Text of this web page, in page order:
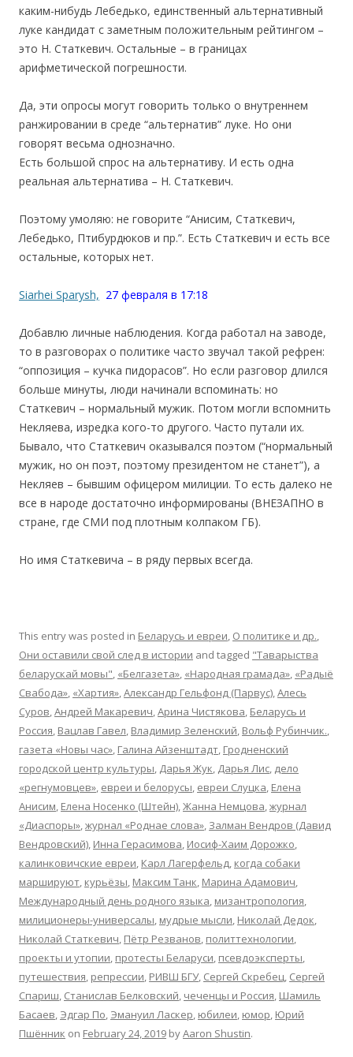
каким-нибудь Лебедько, единственный альтернативный
луке кандидат с заметным положительным рейтингом –
это Н. Статкевич. Остальные – в границах
арифметической погрешности.
Да, эти опросы могут говорить только о внутреннем
ранжировании в среде “альтернатив” луке. Но они
говорят весьма однозначно.
Есть большой спрос на альтернативу. И есть одна
реальная альтернатива – Н. Статкевич.
Поэтому умоляю: не говорите “Анисим, Статкевич,
Лебедько, Птибурдюков и пр.”. Есть Статкевич и есть все
остальные, которых нет.
Siarhei Sparysh, 27 февраля в 17:18
Добавлю личные наблюдения. Когда работал на заводе,
то в разговорах о политике часто звучал такой рефрен:
“оппозиция – кучка пидорасов”. Но если разговор длился
больше минуты, люди начинали вспоминать: но
Статкевич – нормальный мужик. Потом могли вспомнить
Некляева, изредка кого-то другого. Часто путали их.
Бывало, что Статкевич оказывался поэтом (“нормальный
мужик, но он поэт, поэтому президентом не станет”), а
Некляев – бывшим офицером милиции. То есть далеко не
все в народе достаточно информированы (ВНЕЗАПНО в
стране, где СМИ под плотным колпаком ГБ).
Но имя Статкевича – в ряду первых всегда.
This entry was posted in Беларусь и евреи, О политике и др.,
Они оставили свой след в истории and tagged "Таварыства
беларускай мовы", «Белгазета», «Народная грамада», «Радыё
Свабода», «Хартия»,Александр Гельфонд (Парвус),Алесь
Суров,Андрей Макаревич,Арина Чистякова, Беларусь и
Россия, Вацлав Гавел, Владимир Зеленский, Вольф Рубинчик.,
газета «Новы час», Галина Айзенштадт, Гродненский
городской центр культуры, Дарья Жук, Дарья Лис, дело
«регнумовцев», евреи и белорусы, евреи Слуцка, Елена
Анисим, Елена Носенко (Штейн),Жанна Немцова,журнал
«Диаспоры»,журнал «Роднае слова», Залман Вендров (Давид
Вендровский), Инна Герасимова, Иосиф-Хаим Дорожко,
калинковичские евреи, Карл Лагерфельд, когда собаки
маршируют, курьёзы, Максим Танк, Марина Адамович,
Международный день родного языка, мизантропология,
милиционеры-универсалы, мудрые мысли, Николай Дедок,
Николай Статкевич, Пётр Резванов, политтехнологии,
проекты и утопии, протесты Беларуси, псевдоэксперты,
путешествия, репрессии, РИВШ БГУ, Сергей Скребец, Сергей
Спариш, Станислав Белковский, чеченцы и Россия, Шамиль
Басаев, Эдгар По, Эмануил Ласкер, юбилеи, юмор, Юрий
Пшённик on February 24, 2019 byAaron Shustin.